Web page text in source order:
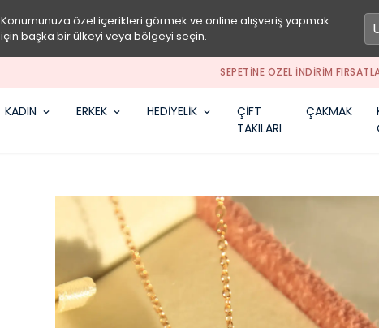
Konumunuza özel içerikleri görmek ve online alışveriş yapmak
için başka bir ülkeyi veya bölgeyi seçin.
SEPETİNE ÖZEL İNDİRİM
KADIN ERKEK HEDİYELİK
ÇİFT
TAKILARI
ÇAKMAK